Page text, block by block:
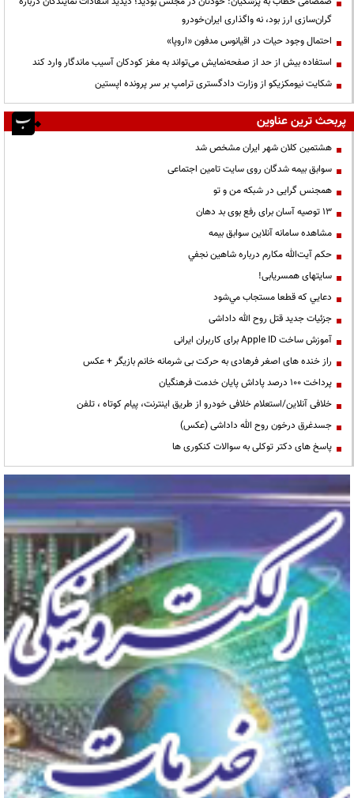
گران‌سازی ارز بود، نه واگذاری ایران‌خودرو
احتمال وجود حیات در اقیانوس مدفون «اروپا»
استفاده بیش از حد از صفحه‌نمایش می‌تواند به مغز کودکان آسیب ماندگار وارد کند
شکایت نیومکزیکو از وزارت دادگستری ترامپ بر سر پرونده اپستین
پربحث ترین عناوین
هشتمین کلان شهر ایران مشخص شد
سوابق بیمه شدگان روی سایت تامین اجتماعی
همجنس گرایی در شبکه من و تو
13 توصیه آسان برای رفع بوی بد دهان
مشاهده سامانه آنلاين سوابق بیمه
حكم آيت‌الله مكارم درباره شاهين نجفي
سایتهای همسریابی!
دعايي كه قطعا مستجاب مي‌شود
جزئیات جدید قتل روح الله داداشی
آموزش ساخت Apple ID برای کاربران ایرانی
راز خنده های اصغر فرهادی به حرکت بی شرمانه خانم بازیگر + عکس
پرداخت ۱۰۰ درصد پاداش پایان خدمت فرهنگیان
خلافی آنلاین/استعلام خلافی خودرو از طریق اینترنت، پیام کوتاه ، تلفن
جسدغرق درخون روح الله داداشی (عکس)
پاسخ های دکتر توکلی به سوالات کنکوری ها